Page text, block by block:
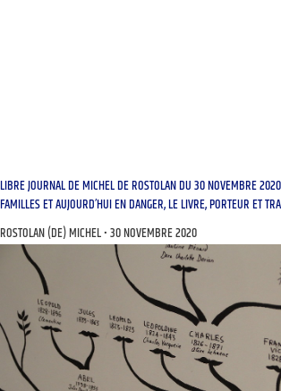
LIBRE JOURNAL DE MICHEL DE ROSTOLAN DU 30 NOVEMBRE
FAMILLES ET AUJOURD’HUI EN DANGER, LE LIVRE, PORTEUR ET
ROSTOLAN (DE) MICHEL 30 NOVEMBRE 2020